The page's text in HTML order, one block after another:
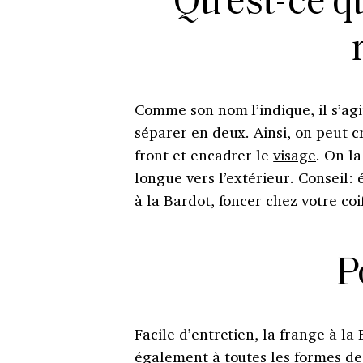
Comme son nom l’indique, il
séparer en deux. Ainsi, on peut
front et encadrer levisage. On
longue vers l’extérieur. Conseil:
à la Bardot, foncer chez votre
Facile d’entretien, la frange à la
également à toutes les formes